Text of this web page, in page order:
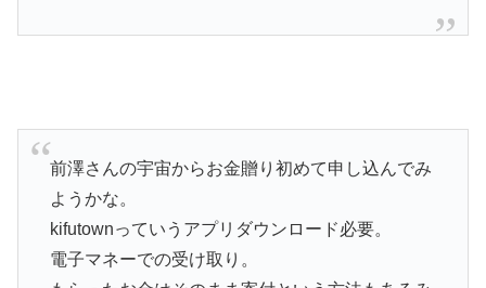
前澤さんの宇宙からお金贈り初めて申し込んでみ
ようかな。
kifutownっていうアプリダウンロード必要。
電子マネーでの受け取り。